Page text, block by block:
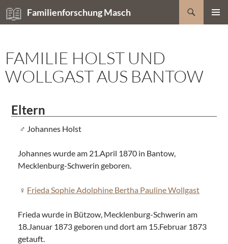
Zum
Inhalt
Familienforschung Masch
Suchen
FAMILIE HOLST UND
WOLLGAST AUS BANTOW
Eltern
Johannes Holst
Johannes wurde am 21.April 1870 in Bantow,
Mecklenburg-Schwerin geboren.
Frieda Sophie Adolphine Bertha Pauline Wollgast
Frieda wurde in Bützow, Mecklenburg-Schwerin am
18.Januar 1873 geboren und dort am 15.Februar 1873
getauft.